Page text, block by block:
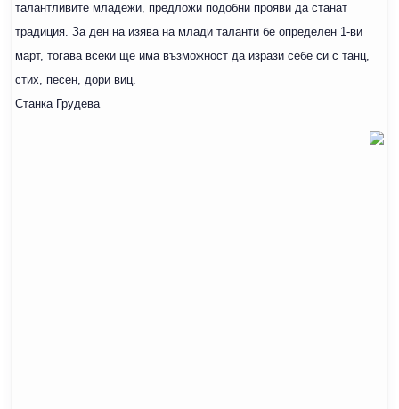
талантливите младежи, предложи подобни прояви да станат
традиция. За ден на изява на млади таланти бе определен 1-ви
март, тогава всеки ще има възможност да изрази себе си с танц,
стих, песен, дори виц.
Станка Грудева